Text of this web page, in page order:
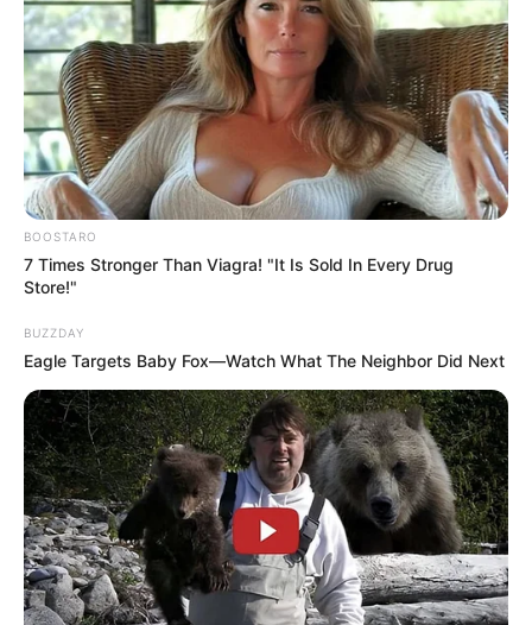
BOOSTARO
7 Times Stronger Than Viagra! "It Is Sold In Every Drug
Store!"
BUZZDAY
Eagle Targets Baby Fox—Watch What The Neighbor Did Next